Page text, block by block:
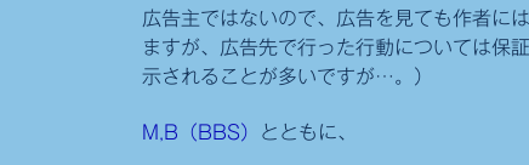
て
い
る
無
広告主ではないので、広告を見ても作者に
ますが、広告先で行った行動については保
示されることが多いですが…。）
M,B（BBS） とともに、